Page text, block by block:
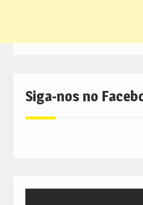
Siga-nos no